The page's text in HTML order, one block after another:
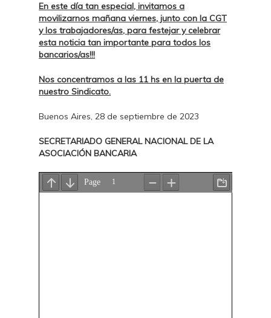
En este día tan especial, invitamos a
movilizarnos mañana viernes, junto con la CGT
y los trabajadores/as, para festejar y celebrar
esta noticia tan importante para todos los
bancarios/as!!!
Nos concentramos a las 11 hs en la puerta de
nuestro Sindicato.
Buenos Aires, 28 de septiembre de 2023
SECRETARIADO GENERAL NACIONAL DE LA
ASOCIACIÓN BANCARIA